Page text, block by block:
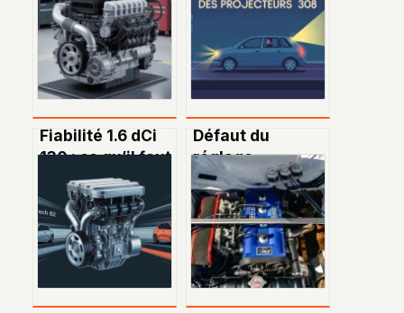
Fiabilité 1.6 dCi
130 : ce qu’il faut
vraiment savoir
avant d’acheter
Défaut du
réglage
automatique des
projecteurs sur
Peugeot 308 :
comprendre et
corriger